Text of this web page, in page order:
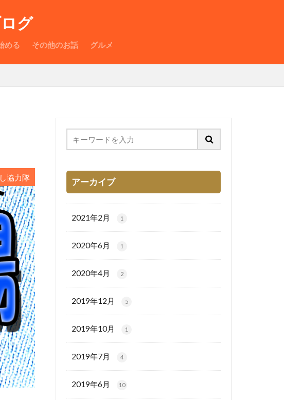
グ
める その他のお話 グルメ
協力隊 アーカイブ
2021年2月 1
2020年6月 1
2020年4月 2
2019年12月 5
2019年10月 1
2019年7月 4
2019年6月 10